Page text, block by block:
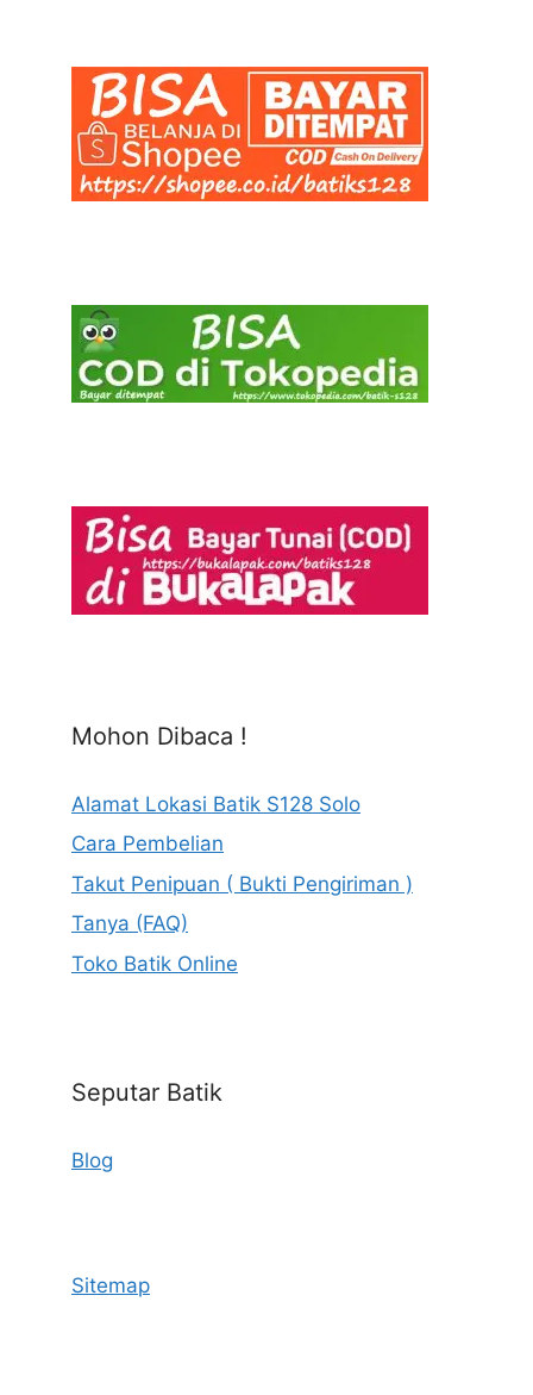
Mohon Dibaca !
Alamat Lokasi Batik S128 Solo
Cara Pembelian
Takut Penipuan ( Bukti Pengiriman )
Tanya (FAQ)
Toko Batik Online
Seputar Batik
Blog
Sitemap